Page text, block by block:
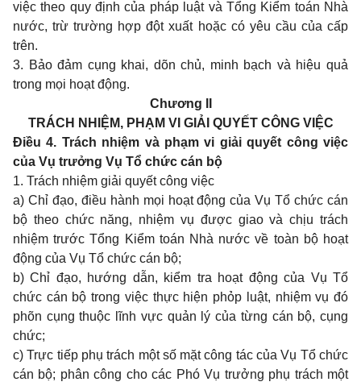
việc theo quy định của pháp luật và Tổng Kiểm toán Nhà
nước, trừ trường hợp đột xuất hoặc có yêu cầu của cấp
trên.
3. Bảo đảm cụng khai, dõn chủ, minh bạch và hiệu quả
trong mọi hoạt động.
Chương II
TRÁCH NHIỆM, PHẠM VI GIẢI QUYẾT CÔNG VIỆC
Điều 4. Trách nhiệm và phạm vi giải quyết công việc
của Vụ trưởng Vụ Tổ chức cán bộ
1. Trách nhiệm giải quyết công việc
a) Chỉ đạo, điều hành mọi hoạt động của Vụ Tổ chức cán
bộ theo chức năng, nhiệm vụ được giao và chịu trách
nhiệm trước Tổng Kiểm toán Nhà nước về toàn bộ hoạt
động của Vụ Tổ chức cán bộ;
b) Chỉ đạo, hướng dẫn, kiểm tra hoạt động của Vụ Tổ
chức cán bộ trong việc thực hiện phỏp luật, nhiệm vụ đó
phõn cụng thuộc lĩnh vực quản lý của từng cán bộ, cụng
chức;
c) Trực tiếp phụ trách một số mặt công tác của Vụ Tổ chức
cán bộ; phân công cho các Phó Vụ trưởng phụ trách một